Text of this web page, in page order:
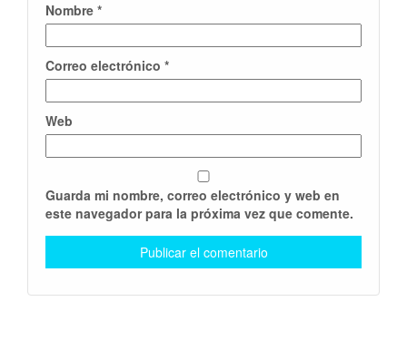
Nombre *
Correo electrónico *
Web
Guarda mi nombre, correo electrónico y web en
este navegador para la próxima vez que comente.